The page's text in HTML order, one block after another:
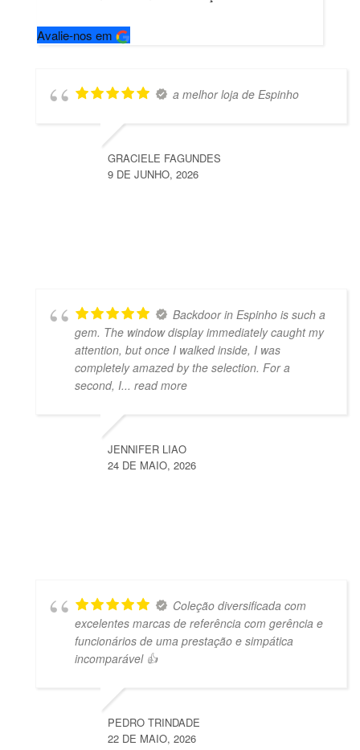
Avalie-nos em
a melhor loja de Espinho
GRACIELE FAGUNDES
9 DE JUNHO, 2026
Backdoor in Espinho is such a
gem. The window display immediately caught my
attention, but once I walked inside, I was
completely amazed by the selection. For a
second, I... read more
JENNIFER LIAO
24 DE MAIO, 2026
Coleção diversificada com
excelentes marcas de referência com gerência e
funcionários de uma prestação e simpática
incomparável 👍
PEDRO TRINDADE
22 DE MAIO, 2026